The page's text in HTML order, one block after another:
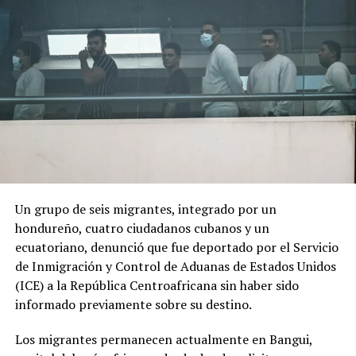
El cambio de Gobierno genera expectativas y
preocupación entre sectores de la población debido al
discurso de seguridad del nuevo presidente.
«Por los anuncios que ha hecho se nota que va a ser
como de una mano fuerte, ojalá que no vaya a haber una
nueva violencia», declaró a AFP Óscar Obando, un
trabajador de 67 años que se dedica a redactar
documentos en las calles de Cali utilizando una máquina
de escribir.
Un grupo de seis migrantes, integrado por un
hondureño, cuatro ciudadanos cubanos y un
ecuatoriano, denunció que fue deportado por el Servicio
de Inmigración y Control de Aduanas de Estados Unidos
(ICE) a la República Centroafricana sin haber sido
informado previamente sobre su destino.
Los migrantes permanecen actualmente en Bangui,